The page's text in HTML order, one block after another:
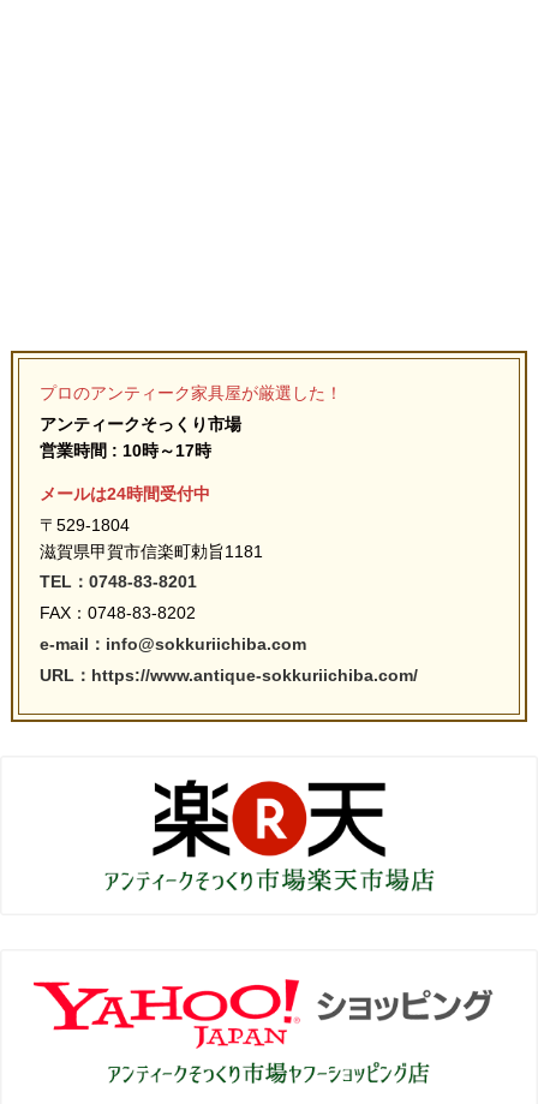
プロのアンティーク家具屋が厳選した！
アンティークそっくり市場
営業時間 : 10時～17時
メールは24時間受付中
〒529-1804
滋賀県甲賀市信楽町勅旨1181
TEL：0748-83-8201
FAX：0748-83-8202
e-mail：info@sokkuriichiba.com
URL：https://www.antique-sokkuriichiba.com/